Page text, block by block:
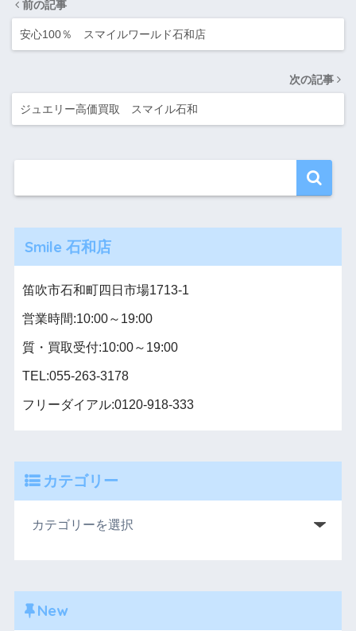
前の記事
安心100％ スマイルワールド石和店
次の記事
ジュエリー高価買取 スマイル石和
Smile 石和店
笛吹市石和町四日市場1713-1
営業時間:10:00～19:00
質・買取受付:10:00～19:00
TEL:055-263-3178
フリーダイアル:0120-918-333
カテゴリー
New